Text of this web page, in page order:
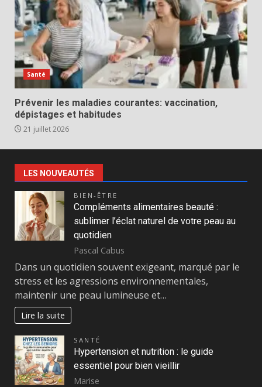
Santé
Prévenir les maladies courantes: vaccination,
dépistages et habitudes
21 juillet 2026
LES NOUVEAUTÉS
BIEN-ÊTRE
Compléments alimentaires beauté :
sublimer l’éclat naturel de votre peau au
quotidien
Pascal Cabus
Dans un quotidien souvent exigeant, marqué par le
stress et les agressions environnementales,
maintenir une peau lumineuse et…
Lire la suite
SANTÉ
Hypertension et nutrition : le guide
essentiel pour bien vieillir
Marise